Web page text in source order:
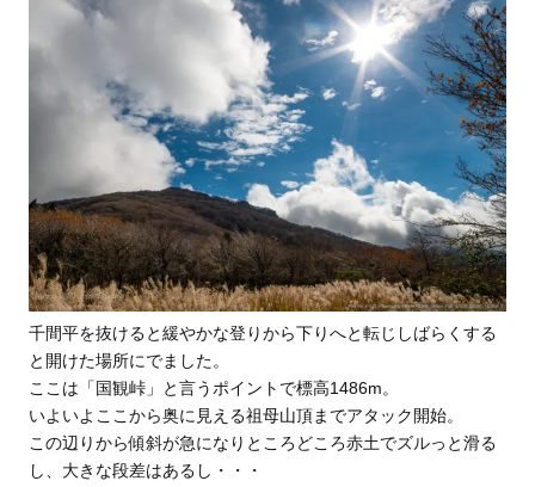
千間平を抜けると緩やかな登りから下りへと転じしばらくする
と開けた場所にでました。
ここは「国観峠」と言うポイントで標高1486m。
いよいよここから奥に見える祖母山頂までアタック開始。
この辺りから傾斜が急になりところどころ赤土でズルっと滑る
し、大きな段差はあるし・・・